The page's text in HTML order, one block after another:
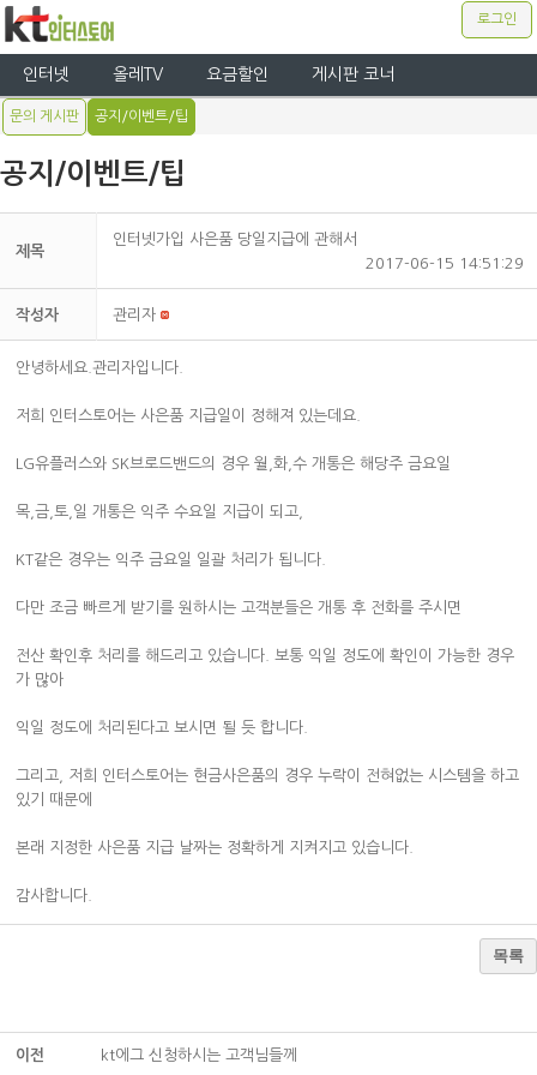
로그인
인터넷 올레TV 요금할인 게시판 코너
문의 게시판 공지/이벤트/팁
공지/이벤트/팁
제목
인터넷가입 사은품 당일지급에 관해서
2017-06-15 14:51:29
작성자 관리자
안녕하세요.관리자입니다.
저희 인터스토어는 사은품 지급일이 정해져 있는데요.
LG유플러스와 SK브로드밴드의 경우 월,화,수 개통은 해당주 금요일
목,금,토,일 개통은 익주 수요일 지급이 되고,
KT같은 경우는 익주 금요일 일괄 처리가 됩니다.
다만 조금 빠르게 받기를 원하시는 고객분들은 개통 후 전화를 주시면
전산 확인후 처리를 해드리고 있습니다. 보통 익일 정도에 확인이 가능한 경우
가 많아
익일 정도에 처리된다고 보시면 될 듯 합니다.
그리고, 저희 인터스토어는 현금사은품의 경우 누락이 전혀없는 시스템을 하고
있기 때문에
본래 지정한 사은품 지급 날짜는 정확하게 지켜지고 있습니다.
감사합니다.
목록
이전 kt에그 신청하시는 고객님들께